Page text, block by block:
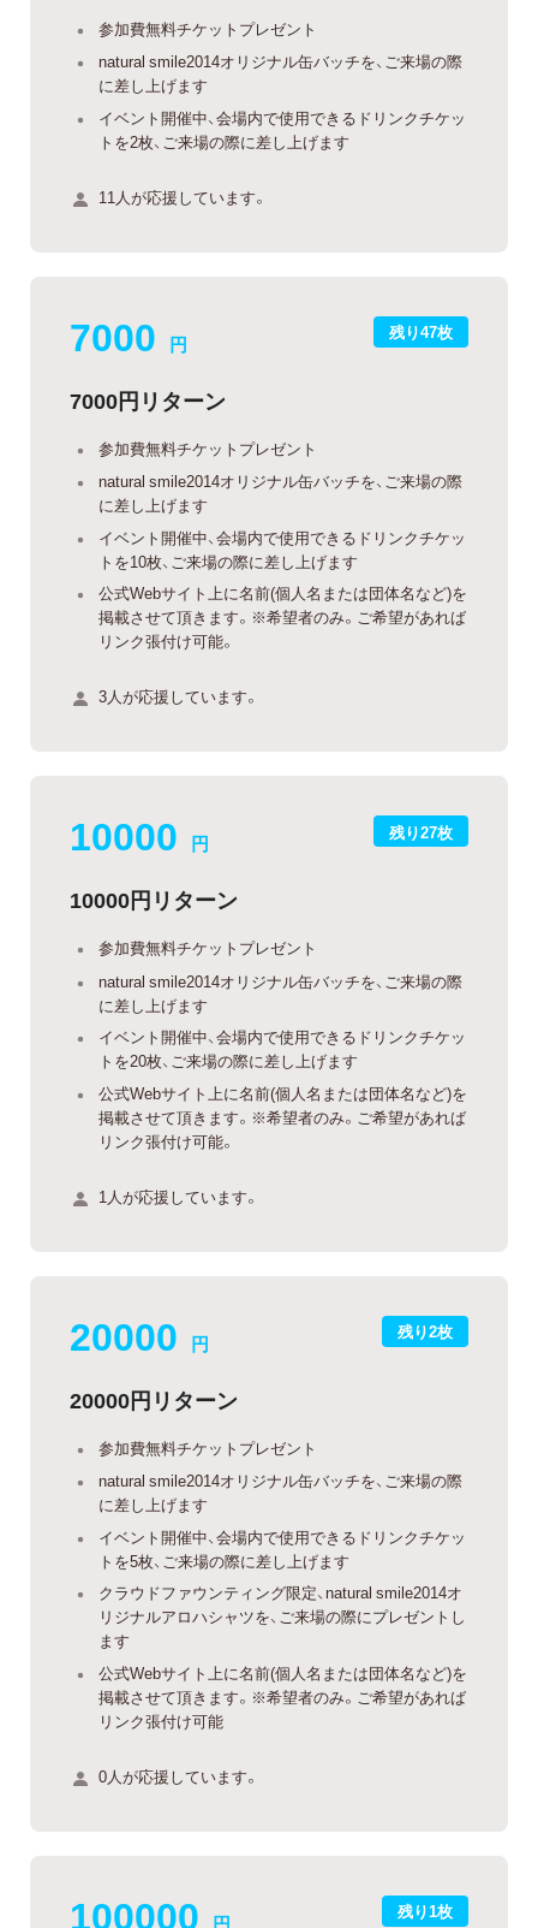
参加費無料チケットプレゼント
natural smile2014オリジナル缶バッチを、ご来場の際
に差し上げます
イベント開催中、会場内で使用できるドリンクチケッ
トを2枚、ご来場の際に差し上げます
11人が応援しています。
残り47枚
7000 円
7000円リターン
参加費無料チケットプレゼント
natural smile2014オリジナル缶バッチを、ご来場の際
に差し上げます
イベント開催中、会場内で使用できるドリンクチケッ
トを10枚、ご来場の際に差し上げます
公式Webサイト上に名前(個人名または団体名など)を
掲載させて頂きます。※希望者のみ。ご希望があれば
リンク張付け可能。
3人が応援しています。
残り27枚
10000 円
10000円リターン
参加費無料チケットプレゼント
natural smile2014オリジナル缶バッチを、ご来場の際
に差し上げます
イベント開催中、会場内で使用できるドリンクチケッ
トを20枚、ご来場の際に差し上げます
公式Webサイト上に名前(個人名または団体名など)を
掲載させて頂きます。※希望者のみ。ご希望があれば
リンク張付け可能。
1人が応援しています。
残り2枚
20000 円
20000円リターン
参加費無料チケットプレゼント
natural smile2014オリジナル缶バッチを、ご来場の際
に差し上げます
イベント開催中、会場内で使用できるドリンクチケッ
トを5枚、ご来場の際に差し上げます
クラウドファウンティング限定、natural smile2014オ
リジナルアロハシャツを、ご来場の際にプレゼントし
ます
公式Webサイト上に名前(個人名または団体名など)を
掲載させて頂きます。※希望者のみ。ご希望があれば
リンク張付け可能
0人が応援しています。
残り1枚
100000